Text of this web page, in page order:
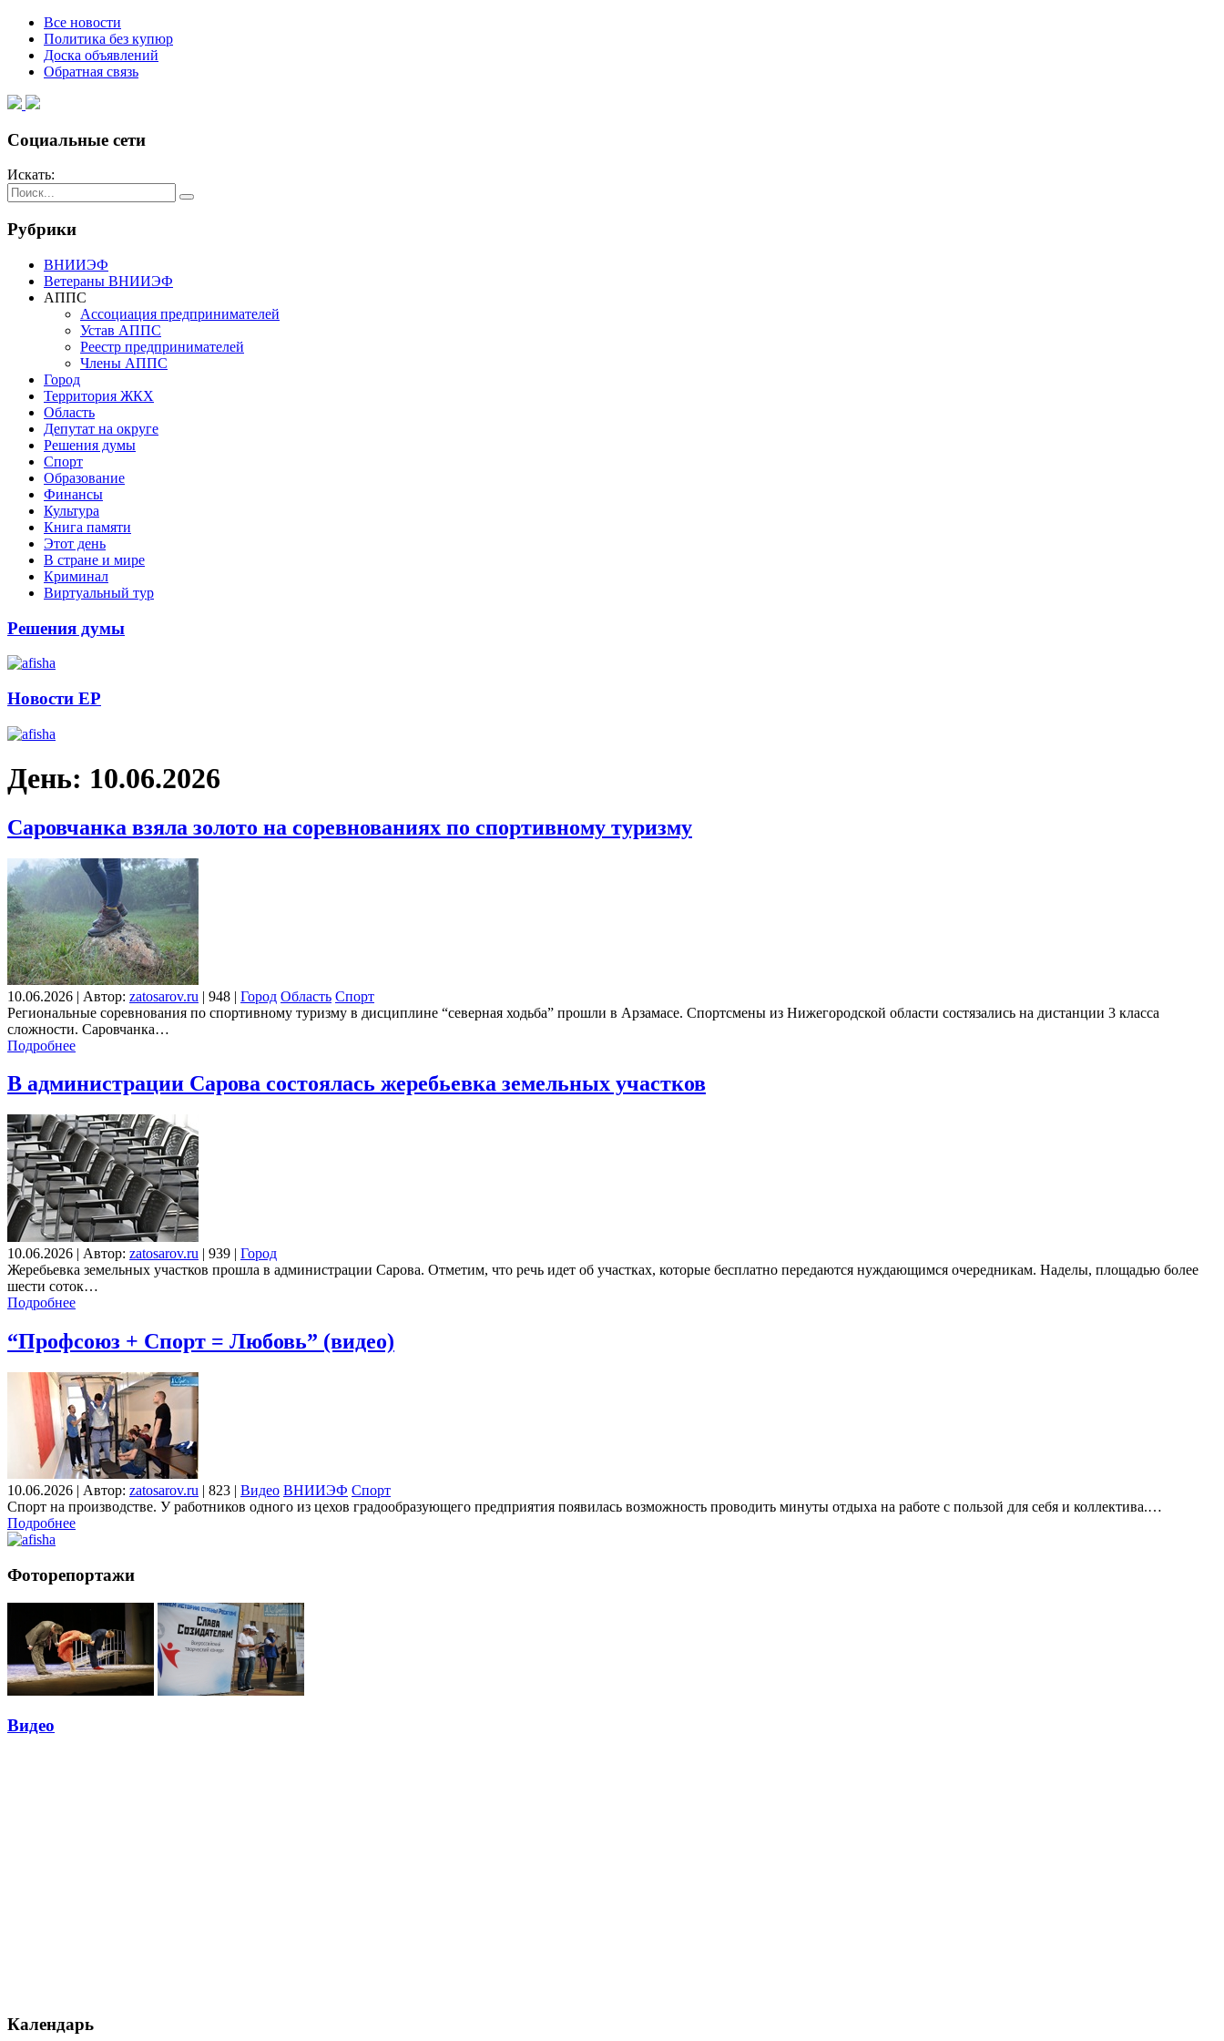
Все новости
Политика без купюр
Доска объявлений
Обратная связь
Социальные сети
Искать:
Рубрики
ВНИИЭФ
Ветераны ВНИИЭФ
АППС
Ассоциация предпринимателей
Устав АППС
Реестр предпринимателей
Члены АППС
Город
Территория ЖКХ
Область
Депутат на округе
Решения думы
Спорт
Образование
Финансы
Культура
Книга памяти
Этот день
В стране и мире
Криминал
Виртуальный тур
Решения думы
Новости ЕР
День: 10.06.2026
Саровчанка взяла золото на соревнованиях по спортивному туризму
10.06.2026 | Автор: zatosarov.ru | 948 | Город Область Спорт
Региональные соревнования по спортивному туризму в дисциплине “северная ходьба” прошли в Арзамасе. Спортсмены из Нижегородской области состязались на дистанции 3 класса
сложности. Саровчанка…
Подробнее
В администрации Сарова состоялась жеребьевка земельных участков
10.06.2026 | Автор: zatosarov.ru | 939 | Город
Жеребьевка земельных участков прошла в администрации Сарова. Отметим, что речь идет об участках, которые бесплатно передаются нуждающимся очередникам. Наделы, площадью более
шести соток…
Подробнее
“Профсоюз + Спорт = Любовь” (видео)
10.06.2026 | Автор: zatosarov.ru | 823 | Видео ВНИИЭФ Спорт
Спорт на производстве. У работников одного из цехов градообразующего предприятия появилась возможность проводить минуты отдыха на работе с пользой для себя и коллектива.…
Подробнее
Фоторепортажи
Видео
Календарь